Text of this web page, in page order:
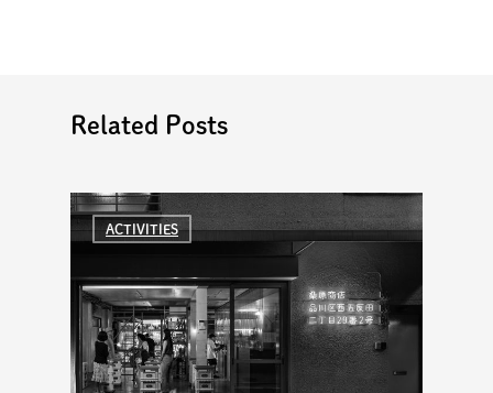
Related Posts
ACTIVITIES